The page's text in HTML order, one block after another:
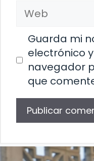
Web
Guarda mi
electrónico
navegador
que